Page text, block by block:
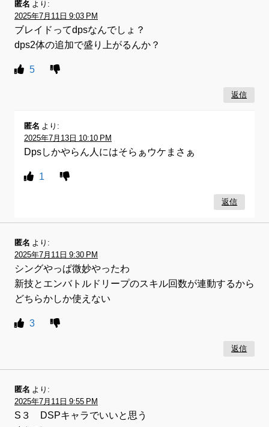
匿名 より:
2025年7月11日 9:03 PM
ブレイドってdpsなんでしょ？
dps2体の追加で盛り上がるんか？
5
返信
匿名 より:
2025年7月13日 10:10 PM
Dpsしかやらん人にはそらぁウケまさぁ
1
返信
匿名 より:
2025年7月11日 9:30 PM
シングやっぱ微妙やったわ
新技とエンバトルドリープのスキル回数が連動するから
どちらかしか使えない
3
返信
匿名 より:
2025年7月11日 9:55 PM
S３ DSPキャラでいいと思う